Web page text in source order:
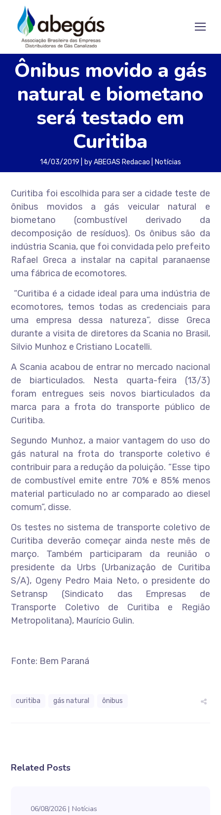
Ônibus movido a gás
natural e biometano
será testado em
Curitiba
14/03/2019 byABEGAS Redacao Notícias
Curitiba foi escolhida para ser a cidade teste de
ônibus movidos a gás veicular natural e
biometano (combustível derivado da
decomposição de resíduos). Os ônibus são da
indústria Scania, que foi convidada pelo prefeito
Rafael Greca a instalar na capital paranaense
uma fábrica de ecomotores.
“Curitiba é a cidade ideal para uma indústria de
ecomotores, temos todas as credenciais para
uma empresa dessa natureza”, disse Greca
durante a visita de diretores da Scania no Brasil,
Silvio Munhoz e Cristiano Locatelli.
A Scania acabou de entrar no mercado nacional
de biarticulados. Nesta quarta-feira (13/3)
foram entregues seis novos biarticulados da
marca para a frota do transporte público de
Curitiba.
Segundo Munhoz, a maior vantagem do uso do
gás natural na frota do transporte coletivo é
contribuir para a redução da poluição. “Esse tipo
de combustível emite entre 70% e 85% menos
material particulado no ar comparado ao diesel
comum”, disse.
Os testes no sistema de transporte coletivo de
Curitiba deverão começar ainda neste mês de
março. Também participaram da reunião o
presidente da Urbs (Urbanização de Curitiba
S/A), Ogeny Pedro Maia Neto, o presidente do
Setransp (Sindicato das Empresas de
Transporte Coletivo de Curitiba e Região
Metropolitana), Maurício Gulin.
Fonte: Bem Paraná
curitiba gás natural ônibus
Related Posts
06/08/2026 Notícias